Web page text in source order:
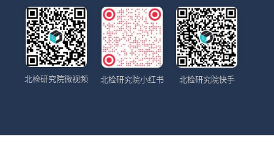
北检研究院微视频 北检研究院小红书 北检研究院快手